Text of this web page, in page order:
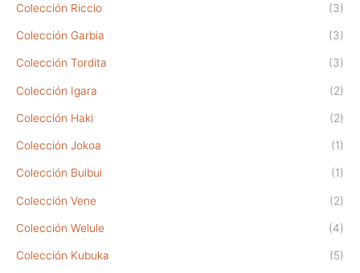
Colección Riccio (3)
Colección Garbia (3)
Colección Tordita (3)
Colección Igara (2)
Colección Haki (2)
Colección Jokoa (1)
Colección Buibui (1)
Colección Vene (2)
Colección Welule (4)
Colección Kubuka (5)